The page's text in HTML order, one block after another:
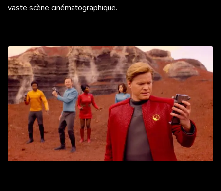
vaste scène cinématographique.